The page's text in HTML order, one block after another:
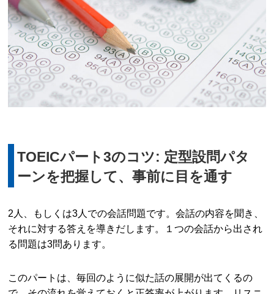
TOEICパート3のコツ: 定型設問パタ
ーンを把握して、事前に目を通す
2人、もしくは3人での会話問題です。会話の内容を聞き、
それに対する答えを導きだします。１つの会話から出され
る問題は3問あります。
このパートは、毎回のように似た話の展開が出てくるの